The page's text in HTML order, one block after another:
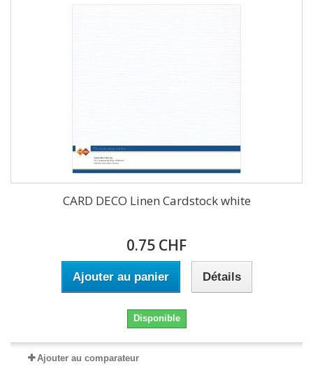
CARD DECO Linen Cardstock white
0.75 CHF
Ajouter au panier Détails
Disponible
Ajouter au comparateur